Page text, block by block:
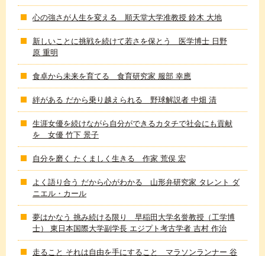
心の強さが人生を変える 順天堂大学准教授 鈴木 大地
新しいことに挑戦を続けて若さを保とう 医学博士 日野
原 重明
食卓から未来を育てる 食育研究家 服部 幸應
絆がある だから乗り越えられる 野球解説者 中畑 清
生涯女優を続けながら自分ができるカタチで社会にも貢献
を 女優 竹下 景子
自分を磨く たくましく生きる 作家 荒俣 宏
よく語り合う だから心がわかる 山形弁研究家 タレント ダ
ニエル・カール
夢はかなう 挑み続ける限り 早稲田大学名誉教授（工学博
士） 東日本国際大学副学長 エジプト考古学者 吉村 作治
走ること それは自由を手にすること マラソンランナー 谷